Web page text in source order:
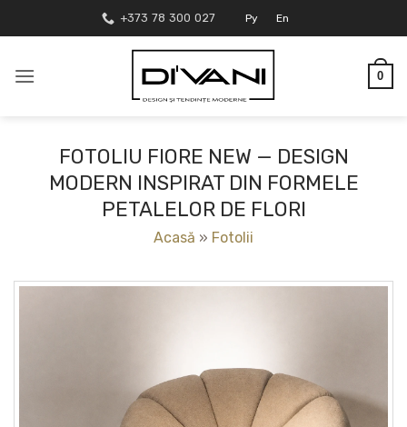
to
+373 78 300 027 Ру En
0
FOTOLIU FIORE NEW — DESIGN
MODERN INSPIRAT DIN FORMELE
PETALELOR DE FLORI
Acasă » Fotolii